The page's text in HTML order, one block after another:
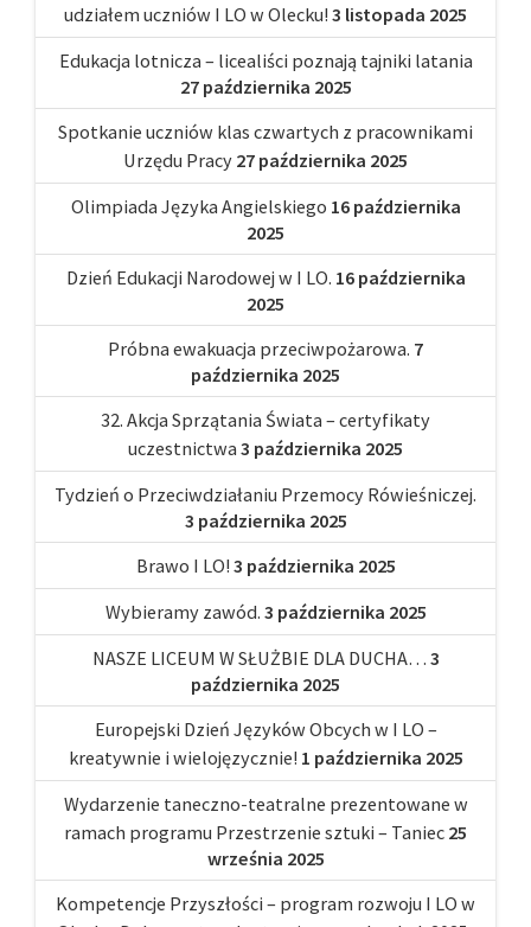
udziałem uczniów I LO w Olecku! 3 listopada 2025
Edukacja lotnicza – licealiści poznają tajniki latania
27 października 2025
Spotkanie uczniów klas czwartych z pracownikami
Urzędu Pracy 27 października 2025
Olimpiada Języka Angielskiego 16 października
2025
Dzień Edukacji Narodowej w I LO. 16 października
2025
Próbna ewakuacja przeciwpożarowa. 7
października 2025
32. Akcja Sprzątania Świata – certyfikaty
uczestnictwa 3 października 2025
Tydzień o Przeciwdziałaniu Przemocy Rówieśniczej.
3 października 2025
Brawo I LO! 3 października 2025
Wybieramy zawód. 3 października 2025
NASZE LICEUM W SŁUŻBIE DLA DUCHA… 3
października 2025
Europejski Dzień Języków Obcych w I LO –
kreatywnie i wielojęzycznie! 1 października 2025
Wydarzenie taneczno-teatralne prezentowane w
ramach programu Przestrzenie sztuki – Taniec 25
września 2025
Kompetencje Przyszłości – program rozwoju I LO w